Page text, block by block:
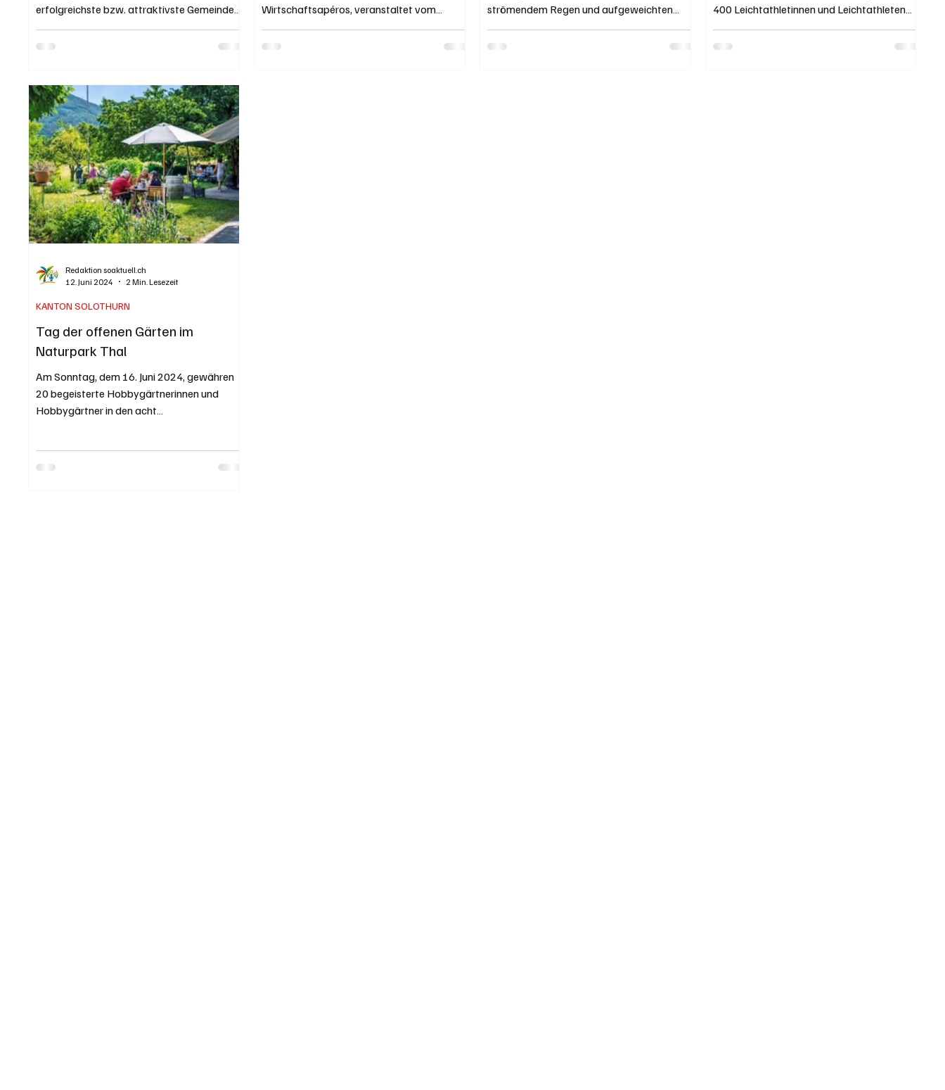
erfolgreichste bzw. attraktivste Gemeinde
„erfolgreich“ wird dabei meist über das
Beratungsunternehmen IAZI) definiert.
Hierbei werden Faktoren wie Steuerfuss,
Immobilienpreise, Sicherheit, Arbeitsmarkt
und Infrastruktur bewertet. Symbolbild von
Hans / pixabay.com Die Top-Gemeinden im
Wirtschaftsapéros, veranstaltet vom
strömendem Regen und aufgeweichten
400 Leichtathletinnen und Leichtathleten
Tag der offenen Gärten im
Naturpark Thal
Am Sonntag, dem 16. Juni 2024, gewähren
20 begeisterte Hobbygärtnerinnen und
Hobbygärtner in den acht
KANTON SOLOTHURN
Redaktion soaktuell.ch
12. Juni 2024
2 Min. Lesezeit